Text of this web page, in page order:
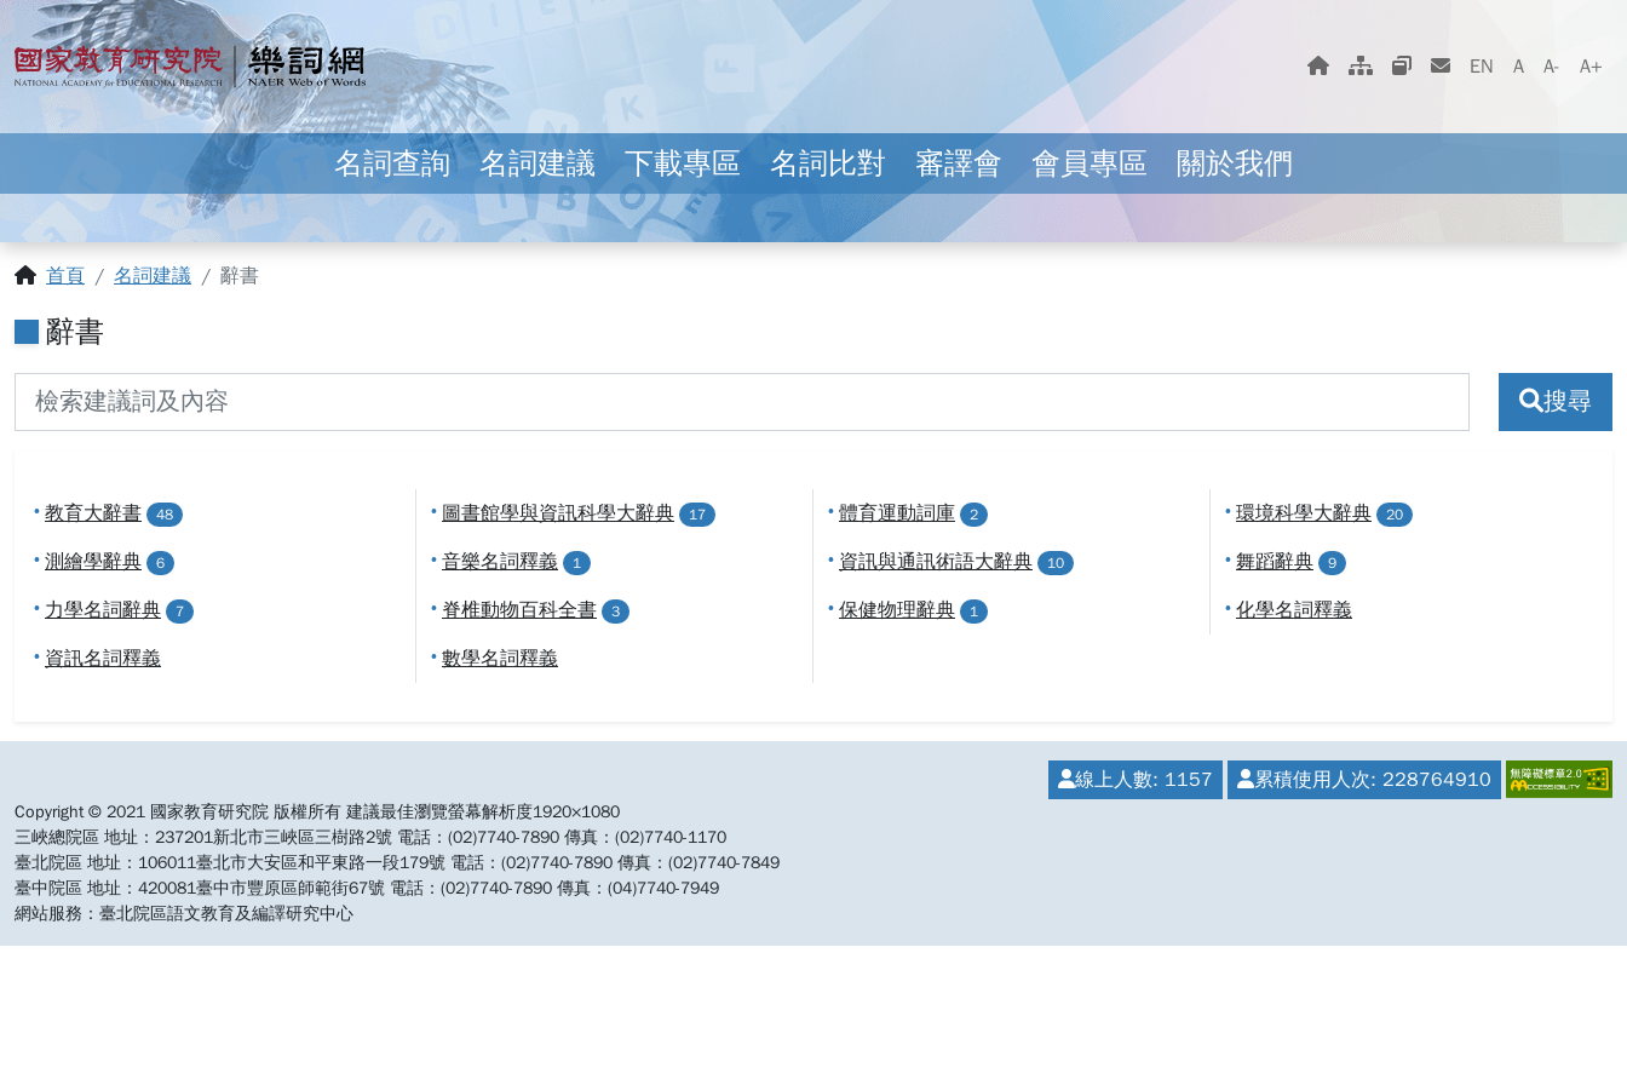
跳到主要內容
:::
國家教育研究院 樂詞網
回首頁網站地圖相關網站聯絡我們
EN 字體大小選擇
A A- A+
名詞查詢 名詞建議 下載專區 名詞比對 審譯會 會員專區 關於我們
首頁
名詞建議 辭書
辭書
搜尋
• 教育大辭書 48 • 圖書館學與資訊科學大辭典 17 • 體育運動詞庫 2 • 環境科學大辭典 20
• 測繪學辭典 6 • 音樂名詞釋義 1 • 資訊與通訊術語大辭典 10 • 舞蹈辭典 9
• 力學名詞辭典 7 • 脊椎動物百科全書 3 • 保健物理辭典 1 • 化學名詞釋義
• 資訊名詞釋義 • 數學名詞釋義
線上人數: 1157 累積使用人次: 228764910
Copyright © 2021 國家教育研究院 版權所有 建議最佳瀏覽螢幕解析度1920×1080
三峽總院區 地址：237201新北市三峽區三樹路2號 電話：(02)7740-7890 傳真：(02)7740-1170
臺北院區 地址：106011臺北市大安區和平東路一段179號 電話：(02)7740-7890 傳真：(02)7740-7849
臺中院區 地址：420081臺中市豐原區師範街67號 電話：(02)7740-7890 傳真：(04)7740-7949
網站服務：臺北院區語文教育及編譯研究中心